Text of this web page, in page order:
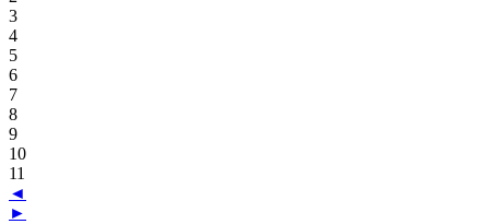
3
4
5
6
7
8
9
10
11
◄
►